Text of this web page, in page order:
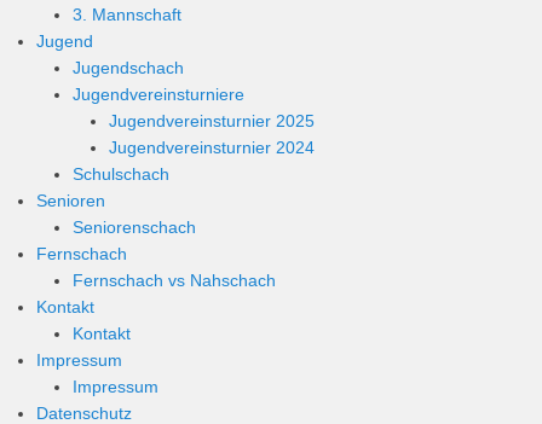
3. Mannschaft
Jugend
Jugendschach
Jugendvereinsturniere
Jugendvereinsturnier 2025
Jugendvereinsturnier 2024
Schulschach
Senioren
Seniorenschach
Fernschach
Fernschach vs Nahschach
Kontakt
Kontakt
Impressum
Impressum
Datenschutz